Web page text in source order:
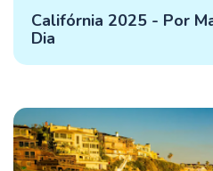
Califórnia 2025 - Por
Dia